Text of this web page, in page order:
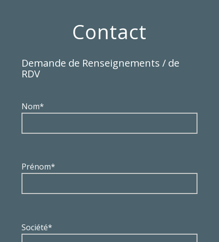
Contact
Demande de Renseignements / de
RDV
Nom*
Prénom*
Société*